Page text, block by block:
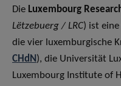
Die Luxembourg
Lëtzebuerg / LRC) ist
die vier luxemburgische
CHdN), die Universität
Luxembourg Institute of